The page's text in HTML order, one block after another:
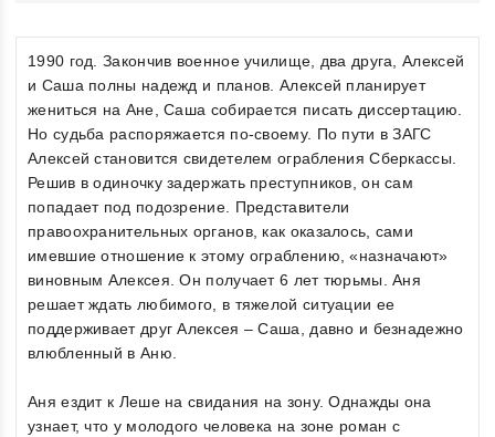
1990 год. Закончив военное училище, два друга, Алексей
и Саша полны надежд и планов. Алексей планирует
жениться на Ане, Саша собирается писать диссертацию.
Но судьба распоряжается по-своему. По пути в ЗАГС
Алексей становится свидетелем ограбления Сберкассы.
Решив в одиночку задержать преступников, он сам
попадает под подозрение. Представители
правоохранительных органов, как оказалось, сами
имевшие отношение к этому ограблению, «назначают»
виновным Алексея. Он получает 6 лет тюрьмы. Аня
решает ждать любимого, в тяжелой ситуации ее
поддерживает друг Алексея – Саша, давно и безнадежно
влюбленный в Аню.
Аня ездит к Леше на свидания на зону. Однажды она
узнает, что у молодого человека на зоне роман с